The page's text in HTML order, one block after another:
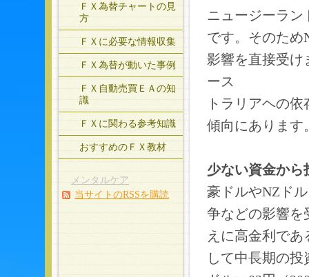
ニュージーラン
です。そのため
影響を直接受け
ース
トラリアヘの
傾向にあります
少ない資金から
豪ドルやNZド
争などの影響を
えに高金利で
して中長期の
ＦＸ為替チャートの見
方
ＦＸに必要な情報収集
ＦＸ為替が動いた事例
ＦＸ自動売買ＥＡの知
識
ＦＸに関わる参考知識
おすすめのＦＸ教材
メンタルケア
当サイトのRSSを購読